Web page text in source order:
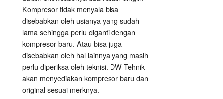
Kompresor tidak menyala bisa
disebabkan oleh usianya yang sudah
lama sehingga perlu diganti dengan
kompresor baru. Atau bisa juga
disebabkan oleh hal lainnya yang masih
perlu diperiksa oleh teknisi. DW Tehnik
akan menyediakan kompresor baru dan
original sesuai merknya.